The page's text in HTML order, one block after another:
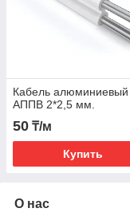
Кабель алюминиевый
АППВ 2*2,5 мм.
50 ₸/м
Купить
О нас